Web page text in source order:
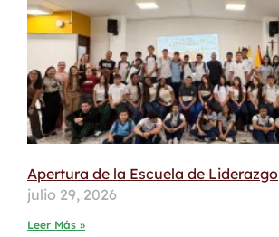
Apertura de la Escuela de Liderazgo
julio 29, 2026
Leer Más »